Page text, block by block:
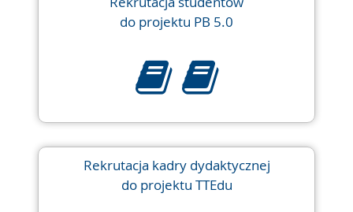
do projektu PB 5.0
Rekrutacja kadry dydaktycznej
do projektu TTEdu